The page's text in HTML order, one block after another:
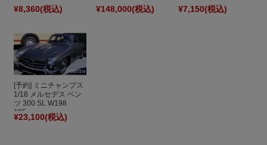
¥8,360(税込) ¥148,000(税込) ¥7,150(税込)
[予約] ミニチャンプス
1/18 メルセデス ベン
ツ 300 SL W198
195...
¥23,100(税込)